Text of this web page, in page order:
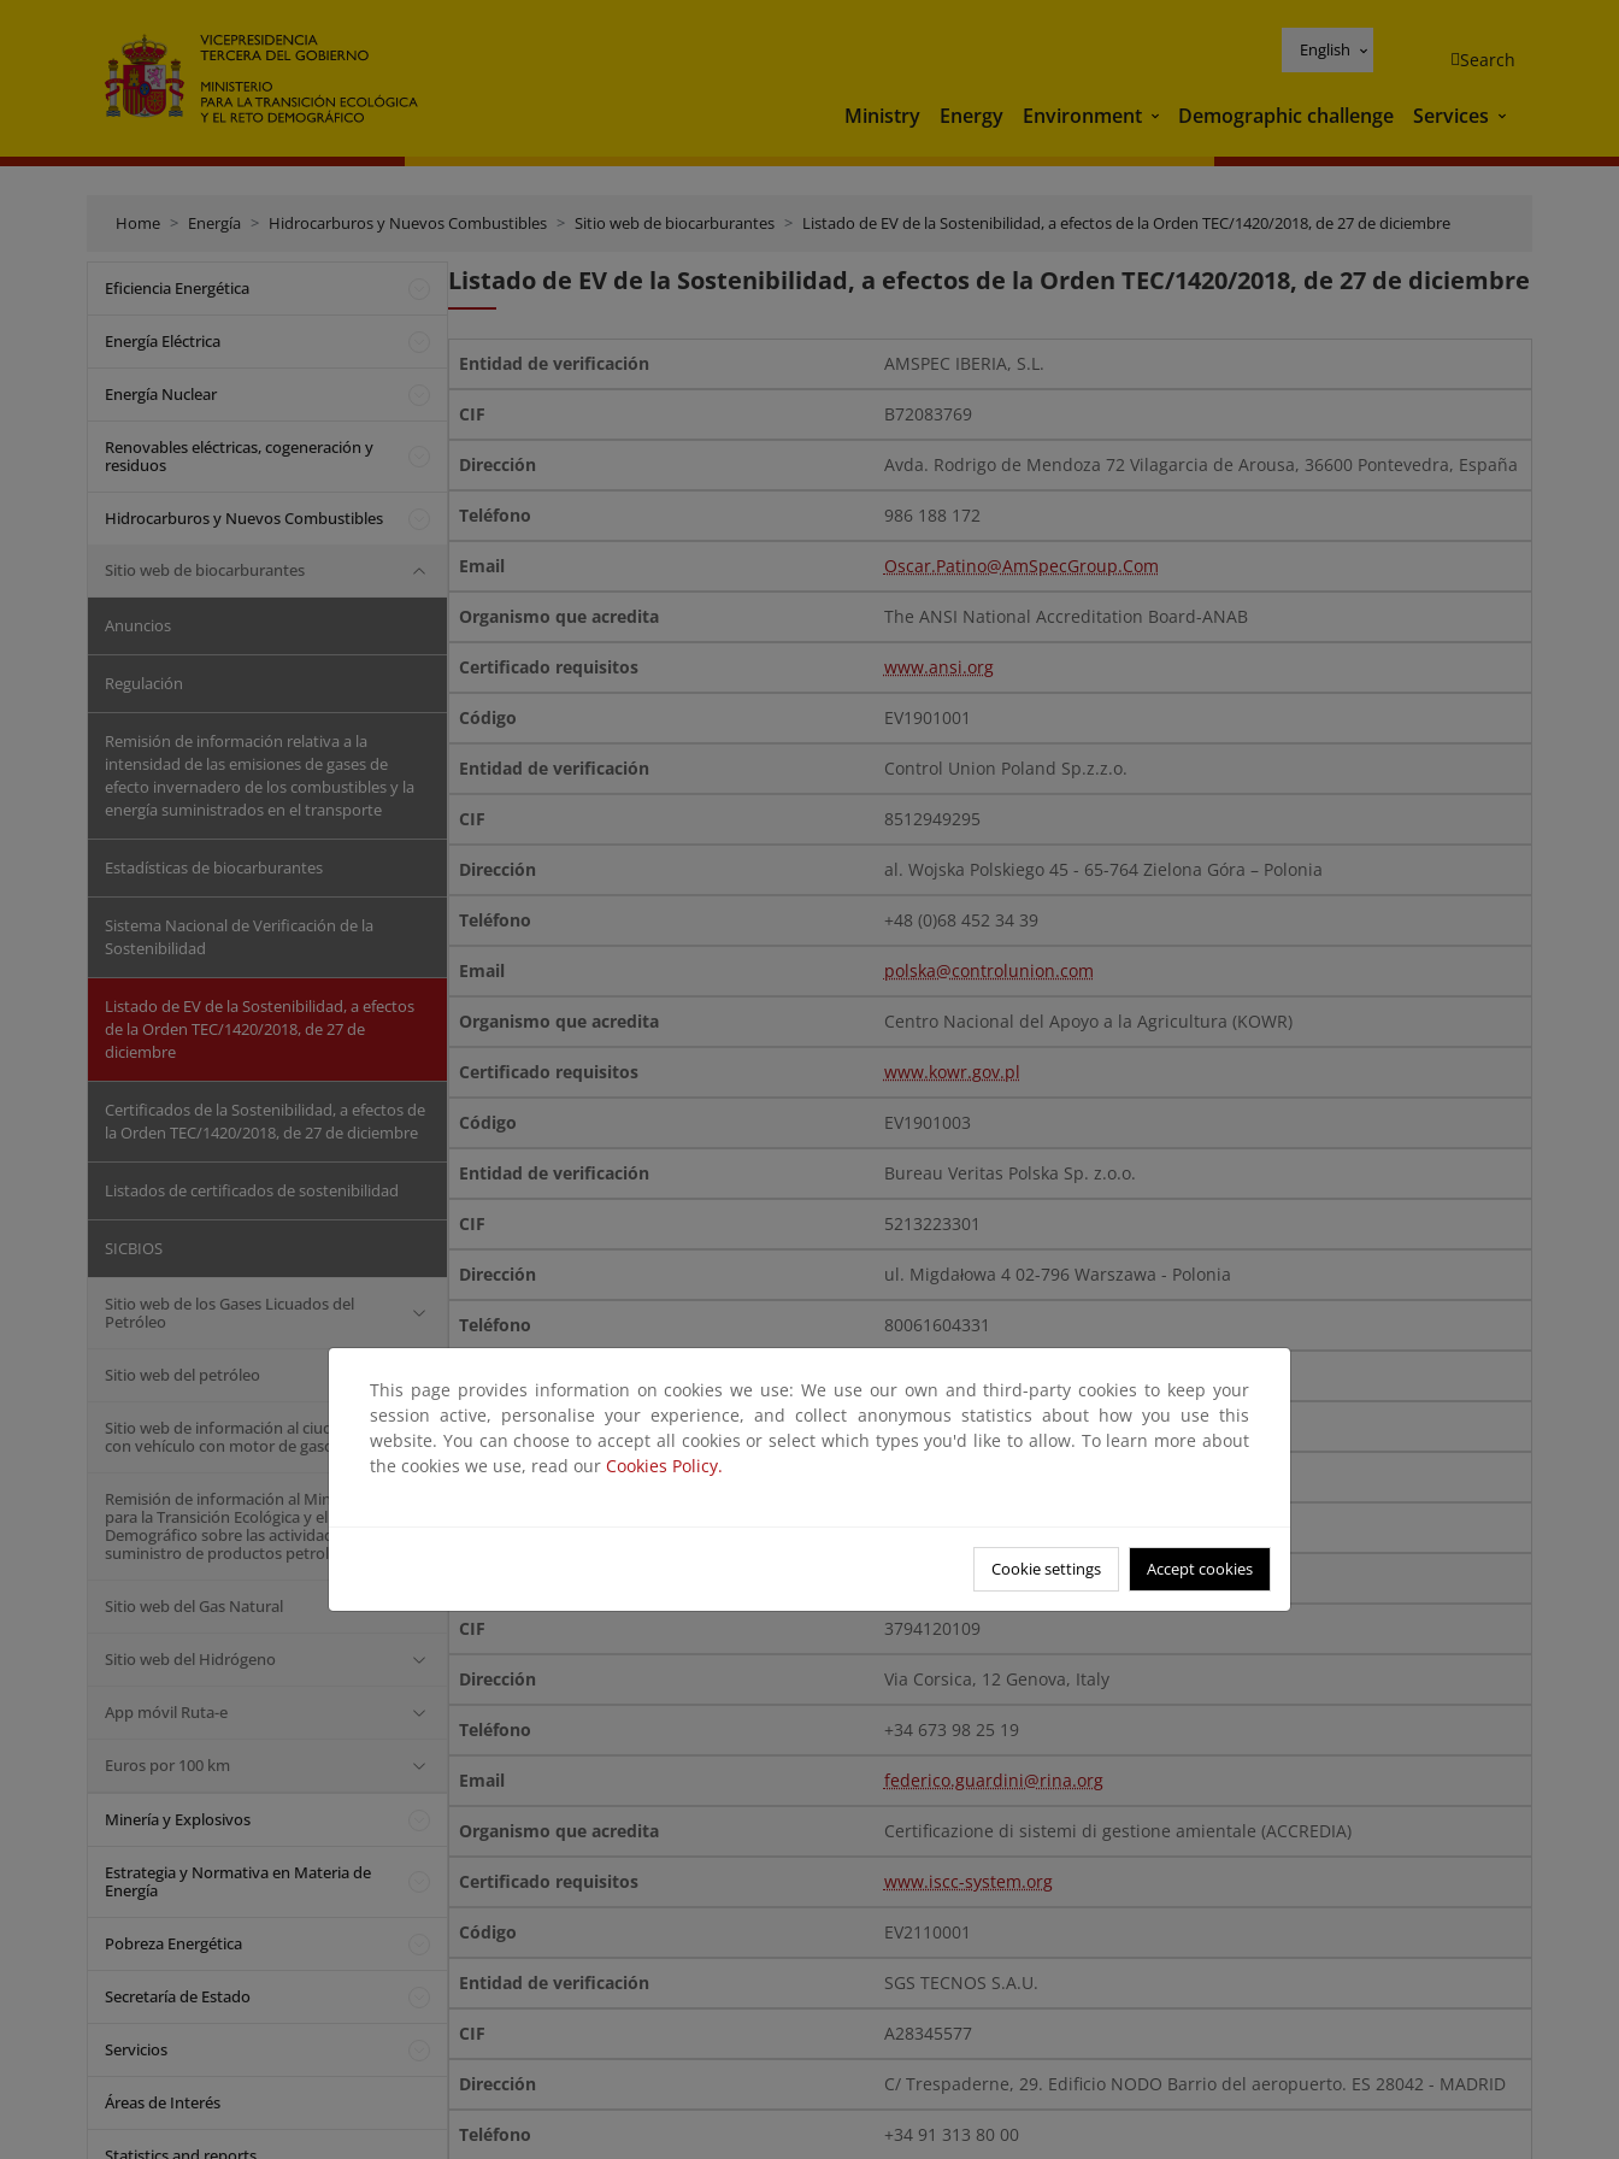
English Search
Ministry Energy Environment Environment
Demographic challenge Services Services
Home Energía Hidrocarburos y Nuevos Combustibles Sitio web de biocarburantes Listado de EV de la Sostenibilidad, a efectos de la Orden TEC/1420/2018, de 27 de diciembre
Eficiencia Energética
Energía Eléctrica
Energía Nuclear
Renovables eléctricas, cogeneración y
residuos
Hidrocarburos y Nuevos Combustibles
Sitio web de biocarburantes
Anuncios
Regulación
Remisión de información relativa a la
intensidad de las emisiones de gases de
efecto invernadero de los combustibles y la
energía suministrados en el transporte
Estadísticas de biocarburantes
Sistema Nacional de Verificación de la
Sostenibilidad
Listado de EV de la Sostenibilidad, a efectos
de la Orden TEC/1420/2018, de 27 de
diciembre
Certificados de la Sostenibilidad, a efectos de
la Orden TEC/1420/2018, de 27 de diciembre
Listados de certificados de sostenibilidad
SICBIOS
Sitio web de los Gases Licuados del
Petróleo
Sitio web del petróleo
Sitio web de información al ciudadano
con vehículo con motor de gasolina
Remisión de información al Ministerio
para la Transición Ecológica y el Reto
Demográfico sobre las actividades de
suministro de productos petrolíferos
Sitio web del Gas Natural
Sitio web del Hidrógeno
App móvil Ruta-e
Euros por 100 km
Minería y Explosivos
Estrategia y Normativa en Materia de
Energía
Pobreza Energética
Secretaría de Estado
Servicios
Áreas de Interés
Listado de EV de la Sostenibilidad, a efectos de la Orden TEC/1420/2018, de 27 de diciembre
AMSPEC IBERIA, S.L.
B72083769
Avda. Rodrigo de Mendoza 72 Vilagarcia de Arousa, 36600 Pontevedra, España
986 188 172
Oscar.Patino@AmSpecGroup.Com
The ANSI National Accreditation Board-ANAB
www.ansi.org
EV1901001
Control Union Poland Sp.z.z.o.
8512949295
al. Wojska Polskiego 45 - 65-764 Zielona Góra – Polonia
+48 (0)68 452 34 39
polska@controlunion.com
Centro Nacional del Apoyo a la Agricultura (KOWR)
www.kowr.gov.pl
EV1901003
Bureau Veritas Polska Sp. z.o.o.
5213223301
ul. Migdałowa 4 02-796 Warszawa - Polonia
80061604331
Centro Polaco de Acreditación (PCA)
RINA Services Spa
3794120109
Via Corsica, 12 Genova, Italy
+34 673 98 25 19
federico.guardini@rina.org
Certificazione di sistemi di gestione amientale (ACCREDIA)
www.iscc-system.org
EV2110001
SGS TECNOS S.A.U.
A28345577
C/ Trespaderne, 29. Edificio NODO Barrio del aeropuerto. ES 28042 - MADRID
+34 91 313 80 00
This page provides information on cookies we use: We use our own and third-party cookies to keep your
session active, personalise your experience, and collect anonymous statistics about how you use this
website. You can choose to accept all cookies or select which types you'd like to allow. To learn more about
the cookies we use, read our Cookies Policy.
Cookie settings Accept cookies